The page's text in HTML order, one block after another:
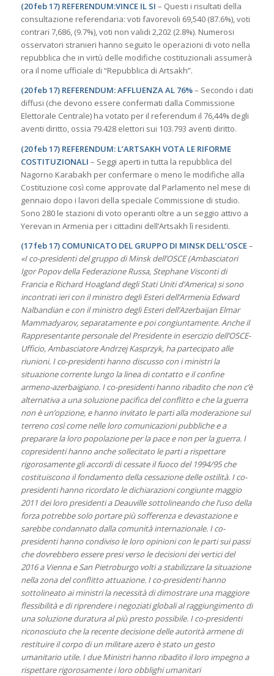
(20 feb 17) REFERENDUM:VINCE IL SI – Questi i risultati della
consultazione referendaria: voti favorevoli 69,540 (87.6%), voti
contrari 7,686, (9.7%), voti non validi 2,202 (2.8%). Numerosi
osservatori stranieri hanno seguito le operazioni di voto nella
repubblica che in virtù delle modifiche costituzionali assumerà
ora il nome ufficiale di “Repubblica di Artsakh”.
(20 feb 17) REFERENDUM: AFFLUENZA AL 76%– Secondo i dati
diffusi (che devono essere confermati dalla Commissione
Elettorale Centrale) ha votato per il referendum il 76,44% degli
aventi diritto, ossia 79.428 elettori sui 103.793 aventi diritto.
(20 feb 17) REFERENDUM: L’ARTSAKH VOTA LE RIFORME
COSTITUZIONALI – Seggi aperti in tutta la repubblica del
Nagorno Karabakh per confermare o meno le modifiche alla
Costituzione così come approvate dal Parlamento nel mese di
gennaio dopo i lavori della speciale Commissione di studio.
Sono 280 le stazioni di voto operanti oltre a un seggio attivo a
Yerevan in Armenia per i cittadini dell’Artsakh lì residenti.
(17 feb 17) COMUNICATO DEL GRUPPO DI MINSK DELL’OSCE–
«I co-presidenti del gruppo di Minsk dell’OSCE (Ambasciatori
Igor Popov della Federazione Russa, Stephane Visconti di
Francia e Richard Hoagland degli Stati Uniti d’America) si sono
incontrati ieri con il ministro degli Esteri dell’Armenia Edward
Nalbandian e con il ministro degli Esteri dell’Azerbaijan Elmar
Mammadyarov, separatamente e poi congiuntamente. Anche il
Rappresentante personale del Presidente in esercizio dell’OSCE-
Ufficio, Ambasciatore Andrzej Kasprzyk, ha partecipato alle
riunioni. I co-presidenti hanno discusso con i ministri la
situazione corrente lungo la linea di contatto e il confine
armeno-azerbaigiano. I co-presidenti hanno ribadito che non c’è
alternativa a una soluzione pacifica del conflitto e che la guerra
non è un’opzione, e hanno invitato le parti alla moderazione sul
terreno così come nelle loro comunicazioni pubbliche e a
preparare la loro popolazione per la pace e non per la guerra. I
copresidenti hanno anche sollecitato le parti a rispettare
rigorosamente gli accordi di cessate il fuoco del 1994/95 che
costituiscono il fondamento della cessazione delle ostilità. I co-
presidenti hanno ricordato le dichiarazioni congiunte maggio
2011 dei loro presidenti a Deauville sottolineando che l’uso della
forza potrebbe solo portare più sofferenza e devastazione e
sarebbe condannato dalla comunità internazionale. I co-
presidenti hanno condiviso le loro opinioni con le parti sui passi
che dovrebbero essere presi verso le decisioni dei vertici del
2016 a Vienna e San Pietroburgo volti a stabilizzare la situazione
nella zona del conflitto attuazione. I co-presidenti hanno
sottolineato ai ministri la necessità di dimostrare una maggiore
flessibilità e di riprendere i negoziati globali al raggiungimento di
una soluzione duratura al più presto possibile. I co-presidenti
riconosciuto che la recente decisione delle autorità armene di
restituire il corpo di un militare azero è stato un gesto
umanitario utile. I due Ministri hanno ribadito il loro impegno a
rispettare rigorosamente i loro obblighi umanitari